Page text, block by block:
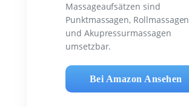
Massageaufsätzen sind
Punktmassagen, Rollmassagen
und Akupressurmassagen
umsetzbar.
Bei Amazon Ansehen